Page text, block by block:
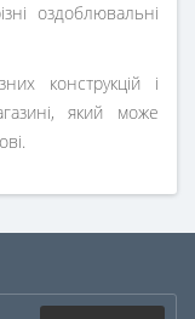
оздоблювальні
конструкцій і
який може